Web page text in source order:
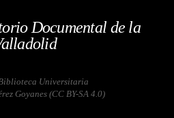
Documental de la
Universitaria
Goyanes (CC BY-SA 4.0)